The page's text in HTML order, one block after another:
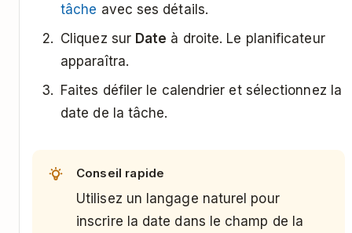
tâche avec ses détails.
Cliquez sur Date à droite. Le planificateur
apparaîtra.
Faites défiler le calendrier et sélectionnez la
date de la tâche.
Conseil rapide
Utilisez un langage naturel pour
inscrire la date dans le champ de la